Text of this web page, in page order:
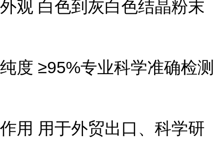
外观 白色到灰白色结晶粉末
纯度 ≥95%专业科学准确检测
作用 用于外贸出口、科学研